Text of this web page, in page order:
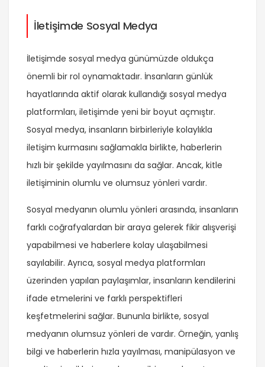
İletişimde Sosyal Medya
İletişimde sosyal medya günümüzde oldukça
önemli bir rol oynamaktadır. İnsanların günlük
hayatlarında aktif olarak kullandığı sosyal medya
platformları, iletişimde yeni bir boyut açmıştır.
Sosyal medya, insanların birbirleriyle kolaylıkla
iletişim kurmasını sağlamakla birlikte, haberlerin
hızlı bir şekilde yayılmasını da sağlar. Ancak, kitle
iletişiminin olumlu ve olumsuz yönleri vardır.
Sosyal medyanın olumlu yönleri arasında, insanların
farklı coğrafyalardan bir araya gelerek fikir alışverişi
yapabilmesi ve haberlere kolay ulaşabilmesi
sayılabilir. Ayrıca, sosyal medya platformları
üzerinden yapılan paylaşımlar, insanların kendilerini
ifade etmelerini ve farklı perspektifleri
keşfetmelerini sağlar. Bununla birlikte, sosyal
medyanın olumsuz yönleri de vardır. Örneğin, yanlış
bilgi ve haberlerin hızla yayılması, manipülasyon ve